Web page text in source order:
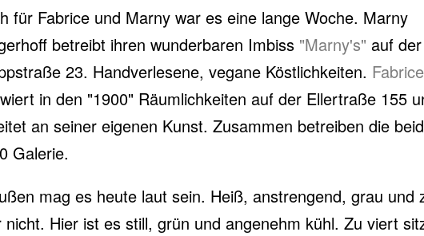
für Fabrice und Marny war es eine lange Woche. Marny
betreibt ihren wunderbaren Imbiss "Marny's" auf der
23. Handverlesene, vegane Köstlichkeiten.
in den "1900" Räumlichkeiten auf der Ellertraße 155
an seiner eigenen Kunst. Zusammen betreiben die
Galerie.
mag es heute laut sein. Heiß, anstrengend, grau und
nicht. Hier ist es still, grün und angenehm kühl. Zu viert